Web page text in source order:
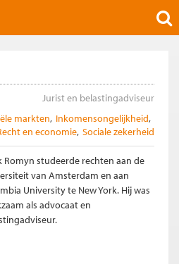
Jurist en belastingadviseur
markten Inkomensongelijkheid
en economie Sociale zekerheid
Romyn studeerde rechten aan de
van Amsterdam en aan
University te New York. Hij was
als advocaat en